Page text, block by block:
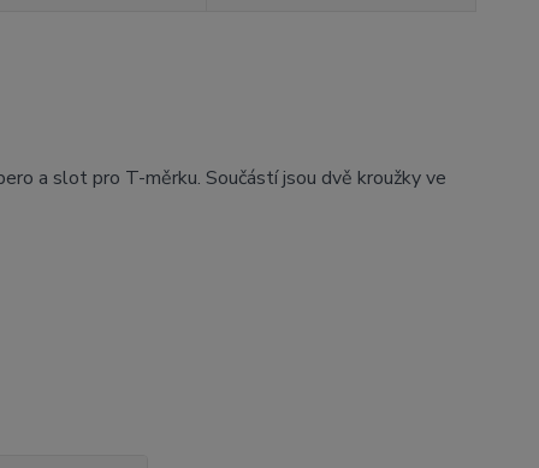
a slot pro T-měrku. Součástí jsou dvě kroužky ve